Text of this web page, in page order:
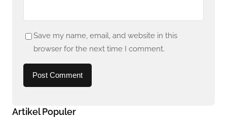
Save my name, email, and website in this
browser for the next time I comment.
Artikel Populer